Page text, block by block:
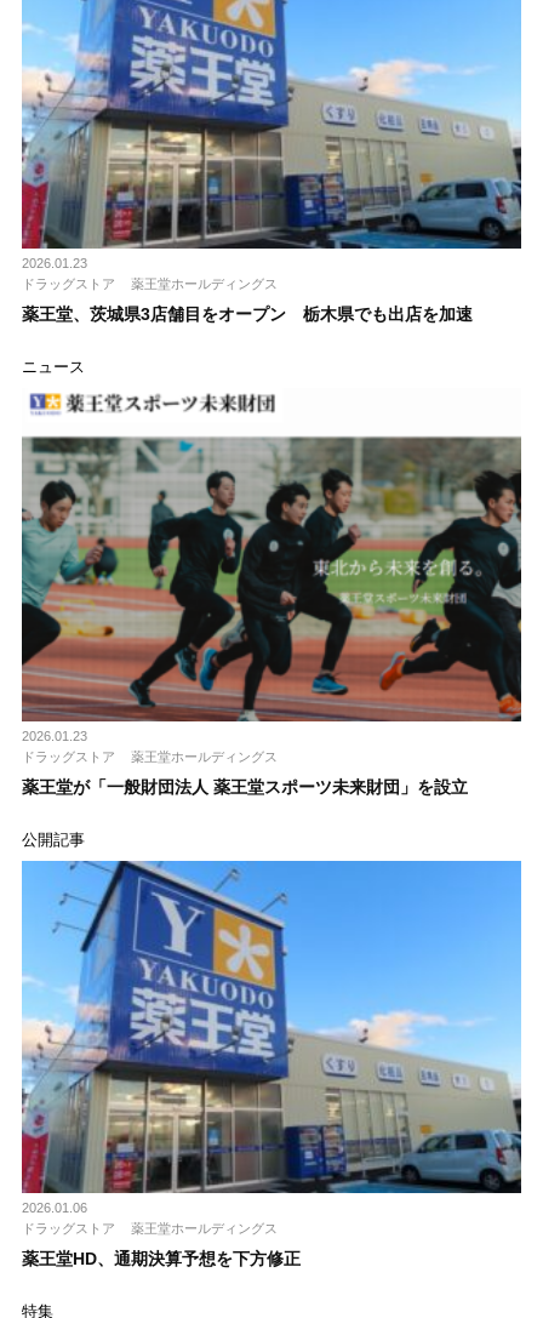
2026.01.23
ドラッグストア
薬王堂ホールディングス
薬王堂、茨城県3店舗目をオープン 栃木県でも出店を加速
ニュース
2026.01.23
ドラッグストア
薬王堂ホールディングス
薬王堂が「一般財団法人 薬王堂スポーツ未来財団」を設立
公開記事
2026.01.06
ドラッグストア
薬王堂ホールディングス
薬王堂HD、通期決算予想を下方修正
特集